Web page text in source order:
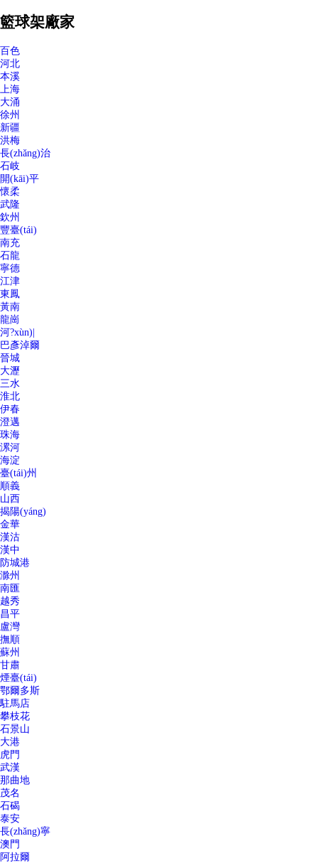
籃球架廠家
百色
河北
本溪
上海
大涌
徐州
新疆
洪梅
長(zhǎng)治
石岐
開(kāi)平
懷柔
武隆
欽州
豐臺(tái)
南充
石龍
寧德
江津
東鳳
黃南
龍崗
河?xùn)|
巴彥淖爾
晉城
大瀝
三水
淮北
伊春
澄邁
珠海
漯河
海淀
臺(tái)州
順義
山西
揭陽(yáng)
金華
漢沽
漢中
防城港
滁州
南匯
越秀
昌平
盧灣
撫順
蘇州
甘肅
煙臺(tái)
鄂爾多斯
駐馬店
攀枝花
石景山
大港
虎門
武漢
那曲地
茂名
石碣
泰安
長(zhǎng)寧
澳門
阿拉爾